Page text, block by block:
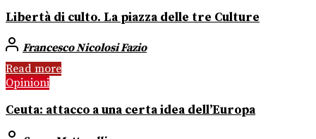
Libertà di culto. La piazza delle tre Culture
Francesco Nicolosi Fazio
Read more
Opinioni
Ceuta: attacco a una certa idea dell’Europa